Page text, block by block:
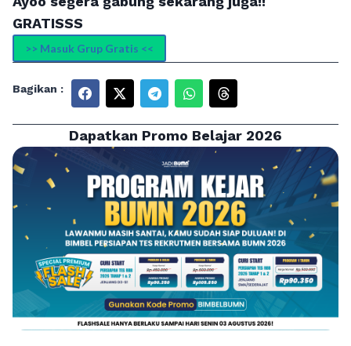
GRATISSS
>> Masuk Grup Gratis <<
Bagikan :
Dapatkan Promo Belajar 2026